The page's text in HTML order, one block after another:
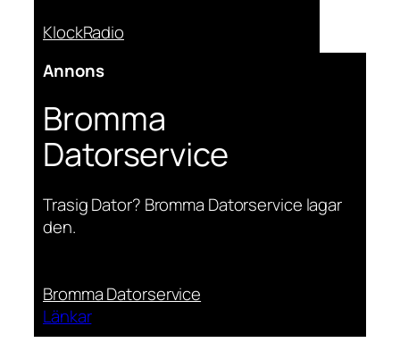
KlockRadio
Annons
Bromma
Datorservice
Trasig Dator? Bromma Datorservice lagar
den.
Bromma Datorservice
Länkar